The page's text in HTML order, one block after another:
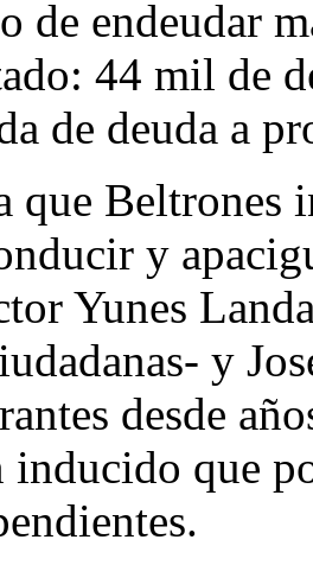
de endeudar
44 mil de
de deuda a
que Beltrones
y
Yunes
y
desde
inducido que